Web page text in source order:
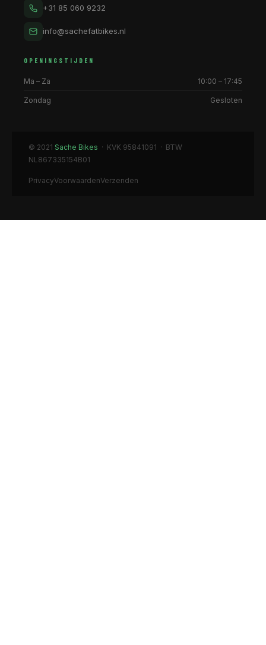
+31 85 060 9232
info@sachefatbikes.nl
OPENINGSTIJDEN
Ma – Za 10:00 – 17:45
Zondag Gesloten
© 2021 Sache Bikes · KVK 95841091 · BTW
NL867335154B01
PrivacyVoorwaardenVerzenden